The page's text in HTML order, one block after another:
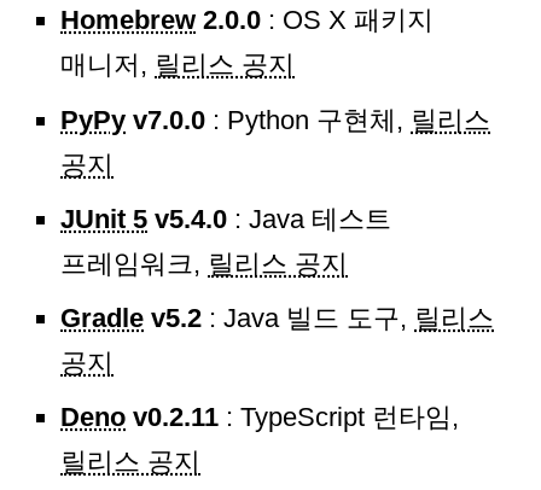
Homebrew 2.0.0 : OS X 패키지
매니저, 릴리스 공지
PyPy v7.0.0 : Python 구현체, 릴리스
공지
JUnit 5 v5.4.0 : Java 테스트
프레임워크, 릴리스 공지
Gradle v5.2 : Java 빌드 도구, 릴리스
공지
Deno v0.2.11 : TypeScript 런타임,
릴리스 공지